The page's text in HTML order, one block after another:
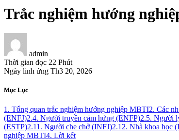
Trắc nghiệm hướng
admin
Thời gian đọc 22 Phút
Ngày linh ứng Th3 20, 2026
Mục Lục
1. Tổng quan trắc nghiệm hướng nghiệp MBTI2. Các
(ENFJ)2.4. Người truyền cảm hứng (ENFP)2.5. Người
(ESTP)2.11. Người che chở (INFJ)2.12. Nhà khoa học
nghiệp MBTI4. Lời kết